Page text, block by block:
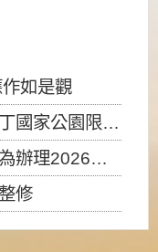
如是觀
類、範圍、時間及行為」，自即日生效。
域警戒及協調相關事宜，因颱風備案事宜
修